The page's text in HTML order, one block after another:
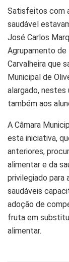
Satisfeitos com
saudável
José Carlos
Agrupamento de
Carvalheira que
Municipal de
alargado, nestes
também aos
A Câmara
esta iniciativa,
anteriores,
alimentar e da
privilegiado para
saudáveis
adoção de
fruta em
alimentar.